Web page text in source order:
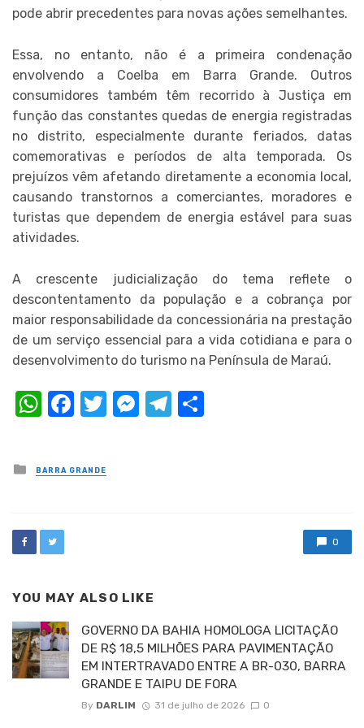
pode abrir precedentes para novas ações semelhantes.
Essa, no entanto, não é a primeira condenação
envolvendo a Coelba em Barra Grande. Outros
consumidores também têm recorrido à Justiça em
função das constantes quedas de energia registradas
no distrito, especialmente durante feriados, datas
comemorativas e períodos de alta temporada. Os
prejuízos vêm afetando diretamente a economia local,
causando transtornos a comerciantes, moradores e
turistas que dependem de energia estável para suas
atividades.
A crescente judicialização do tema reflete o
descontentamento da população e a cobrança por
maior responsabilidade da concessionária na prestação
de um serviço essencial para a vida cotidiana e para o
desenvolvimento do turismo na Península de Maraú.
WhatsApp
Facebook
Twitter
Messenger
Telegram
Posted
in
BARRA GRANDE
0
YOU MAY ALSO LIKE
GOVERNO DA BAHIA HOMOLOGA LICITAÇÃO
DE R$ 18,5 MILHÕES PARA PAVIMENTAÇÃO
EM INTERTRAVADO ENTRE A BR-030, BARRA
GRANDE E TAIPU DE FORA
By DARLIM 31 de julho de 2026 0